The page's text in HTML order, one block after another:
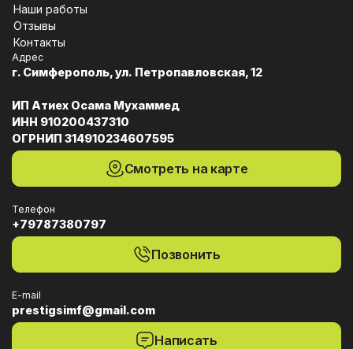
Наши работы
Отзывы
Контакты
Адрес
г. Симферополь, ул. Петропавловская, 12
ИП Атиех Осама Мухаммед
ИНН 910200437310
ОГРНИП 314910234607595
Смотреть на карте
Телефон
+79787380797
Позвонить
E-mail
prestigsimf@gmail.com
Написать